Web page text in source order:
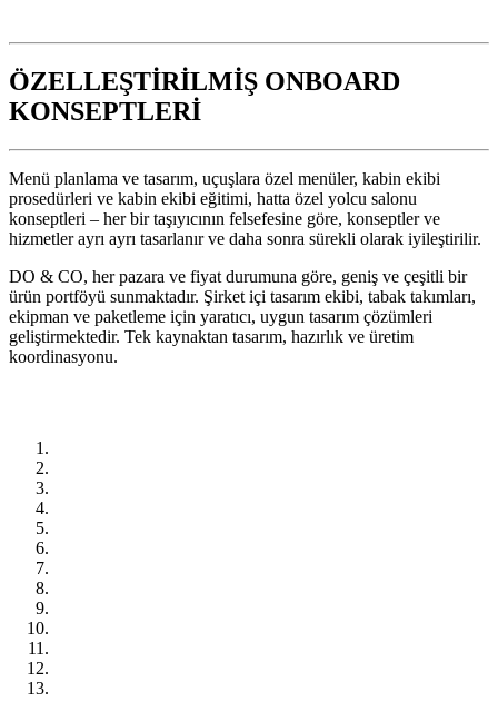
ÖZELLEŞTİRİLMİŞ ONBOARD
KONSEPTLERİ
Menü planlama ve tasarım, uçuşlara özel menüler, kabin ekibi
prosedürleri ve kabin ekibi eğitimi, hatta özel yolcu salonu
konseptleri – her bir taşıyıcının felsefesine göre, konseptler ve
hizmetler ayrı ayrı tasarlanır ve daha sonra sürekli olarak iyileştirilir.
DO & CO, her pazara ve fiyat durumuna göre, geniş ve çeşitli bir
ürün portföyü sunmaktadır. Şirket içi tasarım ekibi, tabak takımları,
ekipman ve paketleme için yaratıcı, uygun tasarım çözümleri
geliştirmektedir. Tek kaynaktan tasarım, hazırlık ve üretim
koordinasyonu.